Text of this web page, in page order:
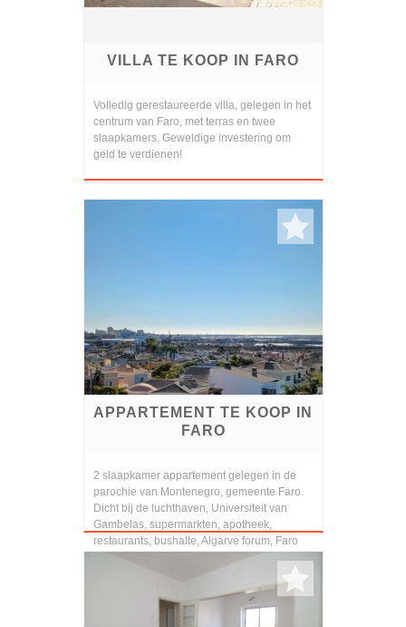
VILLA TE KOOP IN FARO
Volledig gerestaureerde villa, gelegen in het
centrum van Faro, met terras en twee
slaapkamers. Geweldige investering om
geld te verdienen!
APPARTEMENT TE KOOP IN
FARO
2 slaapkamer appartement gelegen in de
parochie van Montenegro, gemeente Faro.
Dicht bij de luchthaven, Universiteit van
Gambelas, supermarkten, apotheek,
restaurants, bushalte, Algarve forum, Faro